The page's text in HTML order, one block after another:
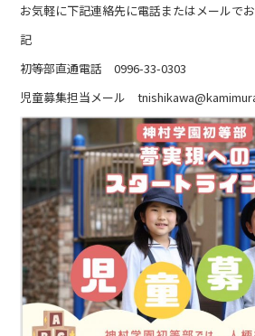
お気軽に下記連絡先に電話またはメールでお
記
初等部直通電話 0996-33-0303
児童募集担当メール